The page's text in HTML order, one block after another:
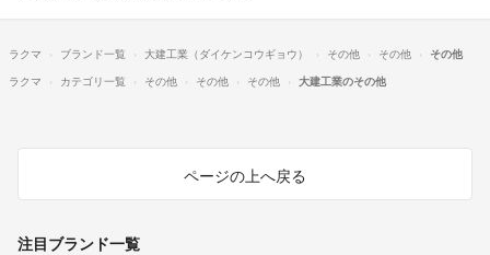
ラクマ ブランド一覧 大建工業（ダイケンコウギョウ） その他 その他
その他
ラクマ
カテゴリ一覧 その他 その他 その他 大建工業のその他
ページの上へ戻る
注目ブランド一覧